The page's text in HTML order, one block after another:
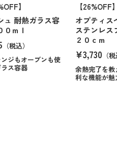
】
ュ 耐熱ガラス容
０ｍｌ
（税込）
ジもオーブンも使
ス容器
【26%OFF】
オプティス
ステンレス
２０ｃｍ
¥3,730 （
余熱完了を
利な機能が魅